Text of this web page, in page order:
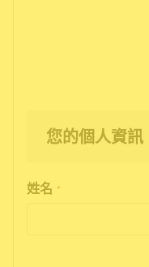
您的個人資訊
姓名 *